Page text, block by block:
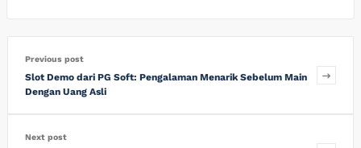
Previous post
Slot Demo dari PG Soft: Pengalaman Menarik Sebelum Main
Dengan Uang Asli
Next post